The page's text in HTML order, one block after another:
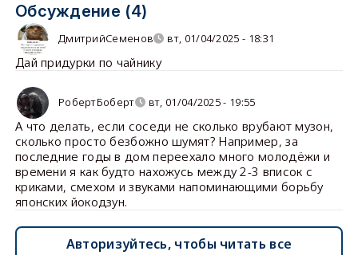
Обсуждение (4)
ДмитрийСеменов вт, 01/04/2025 - 18:31
Дай придурки по чайнику
РобертБоберт вт, 01/04/2025 - 19:55
А что делать, если соседи не сколько врубают музон,
сколько просто безбожно шумят? Например, за
последние годы в дом переехало много молодёжи и
времени я как будто нахожусь между 2-3 вписок с
криками, смехом и звуками напоминающими борьбу
японских йокодзун.
Авторизуйтесь, чтобы читать все